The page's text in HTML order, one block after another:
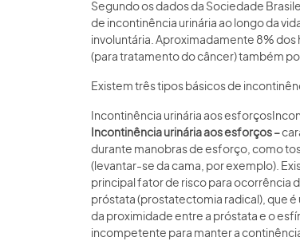
Segundo os dados da Sociedade
de incontinência urinária ao longo da
involuntária. Aproximadamente 8%
(para tratamento do câncer) também
Existem três tipos básicos de
Incontinência urinária aos
Incontinência urinária aos esforços –
durante manobras de esforço, como
(levantar-se da cama, por exemplo).
principal fator de risco para ocorrência
próstata (prostatectomia radical), que
da proximidade entre a próstata e o
incompetente para manter a